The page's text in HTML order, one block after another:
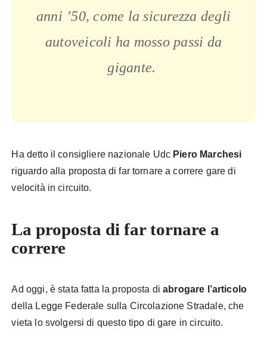
anni ’50, come la sicurezza degli
autoveicoli ha mosso passi da
gigante.
Ha detto il consigliere nazionale Udc Piero Marchesi
riguardo alla proposta di far tornare a correre gare di
velocità in circuito.
La proposta di far tornare a
correre
Ad oggi, è stata fatta la proposta diabrogare l’articolo
della Legge Federale sulla Circolazione Stradale, che
vieta lo svolgersi di questo tipo di gare in circuito.